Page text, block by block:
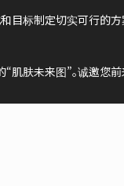
目标制定切实可行的
肤未来图”。诚邀您前